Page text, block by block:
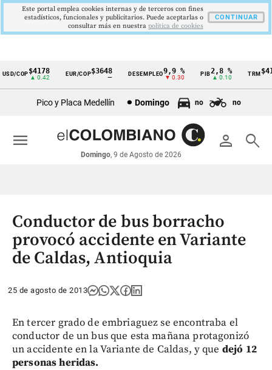
Cintillo
económicos
Colombia
COP$4178
▲ 0.42
EUR/COP$3648 DESEMPLEO 9,9 %
▼ 0.30
PIB2,8 %
▲ 0.10
TRM
Pico y Placa Medellín Domingo no no
person search
Domingo, 9 de Agosto de 2026
menu
Conductor de bus borracho
provocó accidente en Variante
de Caldas, Antioquia
25 de agosto de 2013
En tercer grado de embriaguez se encontraba el
conductor de un bus que esta mañana protagonizó
un accidente en la Variante de Caldas, y que dejó 12
personas heridas.
Este portal emplea cookies internas y de terceros con fines
estadísticos, funcionales y publicitarios. Puede aceptarlas o
consultar más en nuestra politica de cookies
CONTINUAR